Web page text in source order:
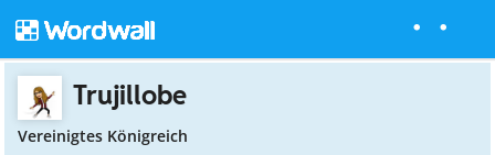
Trujillobe
Vereinigtes Königreich